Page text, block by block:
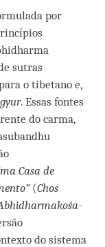
por
sutras
o tibetano e,
. Essas fontes
do carma,
Casa de
(Chos
do sistema